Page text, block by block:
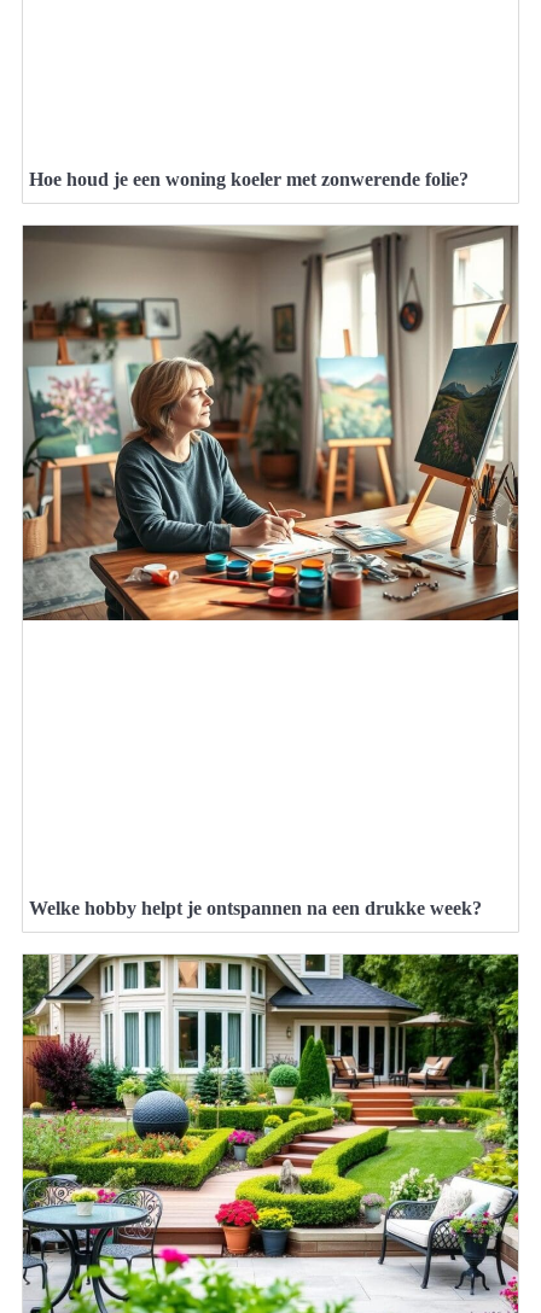
Hoe houd je een woning koeler met zonwerende folie?
Welke hobby helpt je ontspannen na een drukke week?